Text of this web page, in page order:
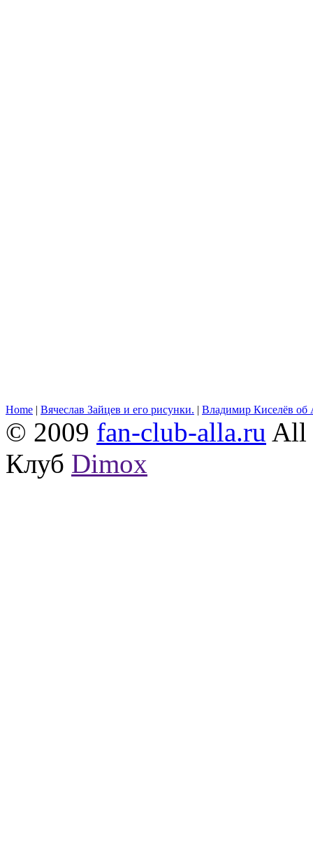
Home | Вячеслав Зайцев и его рисунки. | Владимир Киселёв об
© 2009 fan-club-alla.ru All
Клуб Dimox